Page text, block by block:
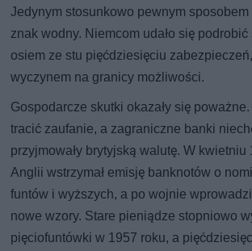
Jedynym stosunkowo pewnym sposobem
znak wodny. Niemcom udało się
osiem ze stu pięćdziesięciu
wyczynem na granicy możliwości.
Gospodarcze skutki okazały się poważne.
tracić zaufanie, a zagraniczne banki
przyjmowały brytyjską walutę. W
Anglii wstrzymał emisję banknotów o
funtów i wyższych, a po wojnie
nowe wzory. Stare pieniądze stopniowo
pięciofuntówki w 1957 roku, a